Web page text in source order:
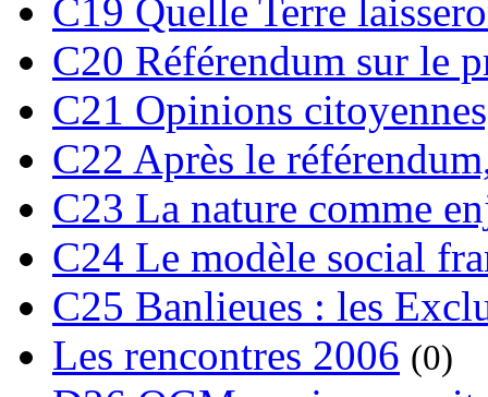
C19 Quelle Terre
C20 Référendum sur le
C21 Opinions
C22 Après le
C23 La nature comme
C24 Le modèle social
C25 Banlieues : les
Les rencontres 2006 (0)